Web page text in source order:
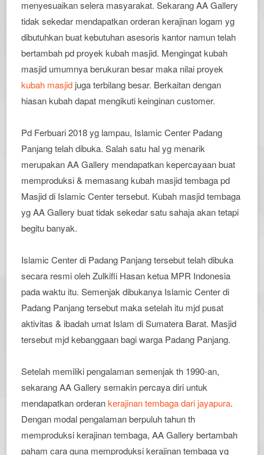
menyesuaikan selera masyarakat. Sekarang AA Gallery
tidak sekedar mendapatkan orderan kerajinan logam yg
dibutuhkan buat kebutuhan asesoris kantor namun telah
bertambah pd proyek kubah masjid. Mengingat kubah
masjid umumnya berukuran besar maka nilai proyek
kubah masjid juga terbilang besar. Berkaitan dengan
hiasan kubah dapat mengikuti keinginan customer.
Pd Ferbuari 2018 yg lampau, Islamic Center Padang
Panjang telah dibuka. Salah satu hal yg menarik
merupakan AA Gallery mendapatkan kepercayaan buat
memproduksi & memasang kubah masjid tembaga pd
Masjid di Islamic Center tersebut. Kubah masjid tembaga
yg AA Gallery buat tidak sekedar satu sahaja akan tetapi
begitu banyak.
Islamic Center di Padang Panjang tersebut telah dibuka
secara resmi oleh Zulkifli Hasan ketua MPR Indonesia
pada waktu itu. Semenjak dibukanya Islamic Center di
Padang Panjang tersebut maka setelah itu mjd pusat
aktivitas & ibadah umat Islam di Sumatera Barat. Masjid
tersebut mjd kebanggaan bagi warga Padang Panjang.
Setelah memiliki pengalaman semenjak th 1990-an,
sekarang AA Gallery semakin percaya diri untuk
mendapatkan orderankerajinan tembaga dari jayapura.
Dengan modal pengalaman berpuluh tahun th
memproduksi kerajinan tembaga, AA Gallery bertambah
paham cara guna memproduksi kerajinan tembaga yg